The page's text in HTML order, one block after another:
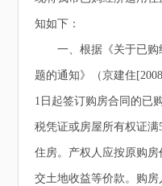
知如下：
一、根据《关于已购
题的通知》（京建住
1日起签订购房合同的已
税凭证或房屋所有权证
住房。产权人应按原购
交土地收益等价款。购